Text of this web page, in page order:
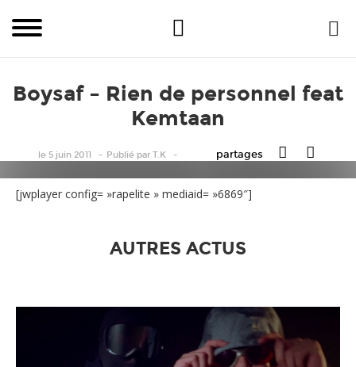
Boysaf – Rien de personnel feat
Kemtaan
le 5 juin 2011 Publiépar T.K partages
[jwplayer config= »rapelite » mediaid= »6869″]
AUTRES ACTUS